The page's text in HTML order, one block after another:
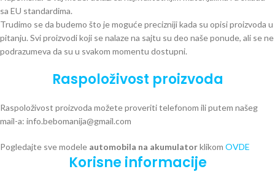
sa EU standardima.
Trudimo se da budemo što je moguće precizniji kada su opisi proizvoda u
pitanju. Svi proizvodi koji se nalaze na sajtu su deo naše ponude, ali se ne
podrazumeva da su u svakom momentu dostupni.
Raspoloživost proizvoda
Raspoloživost proizvoda možete proveriti telefonom ili putem našeg
mail-a: info.bebomanija@gmail.com
Pogledajte sve modele automobila na akumulatorklikom OVDE
Korisne informacije